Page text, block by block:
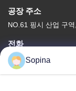
공장 주소
NO.61 핑시 산업 구
전화
86-13539447986
Sopina